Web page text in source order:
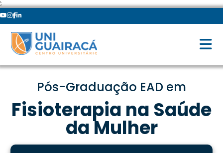
';
Pós-Graduação EAD em
Fisioterapia na Saúde
da Mulher